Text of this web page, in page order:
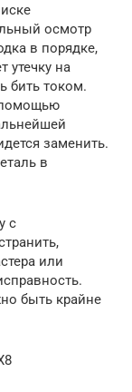
осмотр
в порядке,
утечку на
бить током.
помощью
заменить.
в
с
или
быть крайне